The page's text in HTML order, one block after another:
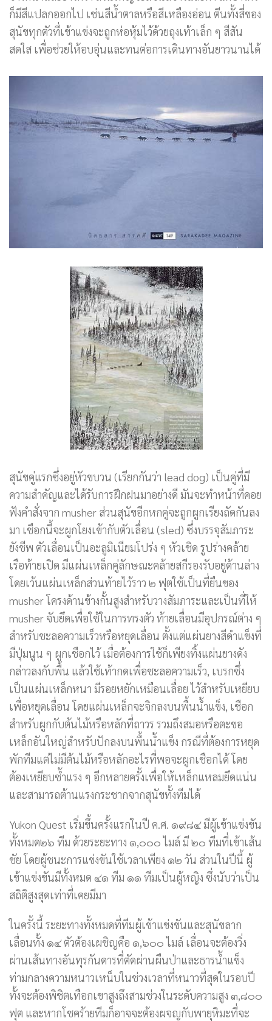
ก็มีสีแปลกออกไป เช่นสีน้ำตาลหรือสีเหลืองอ่อน ตีนทั้งสี่ของ
สุนัขทุกตัวที่เข้าแข่งจะถูกห่อหุ้มไว้ด้วยถุงเท้าเล็ก ๆ สีสัน
สดใส เพื่อช่วยให้อบอุ่นและทนต่อการเดินทางอันยาวนานได้
สุนัขคู่แรกซึ่งอยู่หัวขบวน (เรียกกันว่า lead dog) เป็นคู่ที่มี
ความสำคัญและได้รับการฝึกฝนมาอย่างดี มันจะทำหน้าที่คอย
ฟังคำสั่งจาก musher ส่วนสุนัขอีกหกคู่จะถูกผูกเรียงถัดกันลง
มา เชือกนี้จะผูกโยงเข้ากับตัวเลื่อน (sled) ซึ่งบรรจุสัมภาระ
ยังชีพ ตัวเลื่อนเป็นอะลูมิเนียมโปร่ง ๆ หัวเชิด รูปร่างคล้าย
เรือท้ายเปิด มีแผ่นเหล็กคู่ลักษณะคล้ายสกีรองรับอยู่ด้านล่าง
โดยเว้นแผ่นเหล็กส่วนท้ายไว้ราว ๒ ฟุตใช้เป็นที่ยืนของ
musher โครงด้านข้างกั้นสูงสำหรับวางสัมภาระและเป็นที่ให้
musher จับยึดเพื่อใช้ในการทรงตัว ท้ายเลื่อนมีอุปกรณ์ต่าง ๆ
สำหรับชะลอความเร็วหรือหยุดเลื่อน ตั้งแต่แผ่นยางสีดำแข็งที่
มีปุ่มนูน ๆ ผูกเชือกไว้ เมื่อต้องการใช้ก็เพียงทิ้งแผ่นยางดัง
กล่าวลงกับพื้น แล้วใช้เท้ากดเพื่อชะลอความเร็ว, เบรกซึ่ง
เป็นแผ่นเหล็กหนา มีรอยหยักเหมือนเลื่อย ไว้สำหรับเหยียบ
เพื่อหยุดเลื่อน โดยแผ่นเหล็กจะจิกลงบนพื้นน้ำแข็ง, เชือก
สำหรับผูกกับต้นไม้หรือหลักที่ถาวร รวมถึงสมอหรือตะขอ
เหล็กอันใหญ่สำหรับปักลงบนพื้นน้ำแข็ง กรณีที่ต้องการหยุด
พักทีมแต่ไม่มีต้นไม้หรือหลักอะไรที่พอจะผูกเชือกได้ โดย
ต้องเหยียบซ้ำแรง ๆ อีกหลายครั้งเพื่อให้เหล็กแหลมยึดแน่น
และสามารถต้านแรงกระชากจากสุนัขทั้งทีมได้
Yukon Quest เริ่มขึ้นครั้งแรกในปี ค.ศ. ๑๙๘๔ มีผู้เข้าแข่งขัน
ทั้งหมด๒๖ ทีม ด้วยระยะทาง ๑,๐๐๐ ไมล์ มี ๒๐ ทีมที่เข้าเส้น
ชัย โดยผู้ชนะการแข่งขันใช้เวลาเพียง ๑๒ วัน ส่วนในปีนี้ ผู้
เข้าแข่งขันมีทั้งหมด ๔๑ ทีม ๑๑ ทีมเป็นผู้หญิง ซึ่งนับว่าเป็น
สถิติสูงสุดเท่าที่เคยมีมา
ในครั้งนี้ ระยะทางทั้งหมดที่ทีมผู้เข้าแข่งขันและสุนัขลาก
เลื่อนทั้ง ๑๔ ตัวต้องเผชิญคือ ๑,๖๐๐ ไมล์ เลื่อนจะต้องวิ่ง
ผ่านเส้นทางอันทุรกันดารที่ตัดผ่านผืนป่าและธารน้ำแข็ง
ท่ามกลางความหนาวเหน็บในช่วงเวลาที่หนาวที่สุดในรอบปี
ทั้งจะต้องพิชิตเทือกเขาสูงถึงสามช่วงในระดับความสูง ๓,๘๐๐
ฟุต และหากโชคร้ายทีมก็อาจจะต้องผจญกับพายุหิมะที่จะ